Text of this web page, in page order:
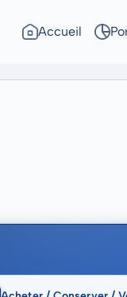
Accueil